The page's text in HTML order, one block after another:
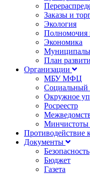
Заказы и
Экология
Полномочия
Экономика
План
Организации
МБУ МФЦ
Социальный
Окружное
Росреестр
Минчистоты
Противодействие
Документы
Безопасность
Бюджет
Газета